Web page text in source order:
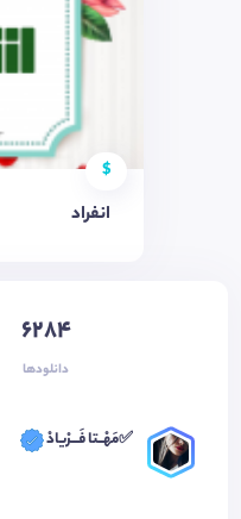
$
انفراد
6284
دانلودها
✅مَهْــتا فَـــرْیادْ